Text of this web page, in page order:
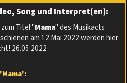
Song und Interpret(en):
Titel "Mama" des Musikacts
am 12.Mai 2022 werden hier
26.05.2022